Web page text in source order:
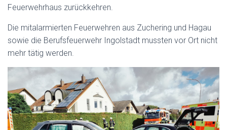
Feuerwehrhaus zurückkehren.
Die mitalarmierten Feuerwehren aus Zuchering und Hagau
sowie die Berufsfeuerwehr Ingolstadt mussten vor Ort nicht
mehr tätig werden.